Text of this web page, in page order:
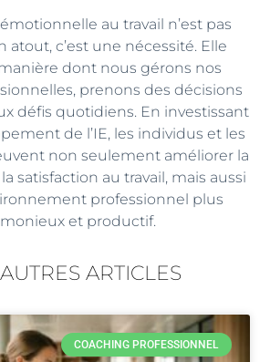
au travail n’est pas
c’est une nécessité. Elle
dont nous gérons nos
prenons des décisions
défis quotidiens. En investissant
de l’IE, les individus et les
non seulement améliorer la
satisfaction au travail, mais aussi
professionnel plus
et productif.
ARTICLES
COACHING PROFESSIONNEL